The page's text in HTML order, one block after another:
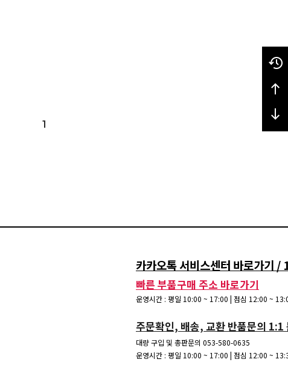
1
카카오톡 서비스센터 바로가기
빠른 부품구매 주소 바로가기
운영시간 : 평일 10:00 ~ 17:00 | 점심 12:00 ~
주문확인, 배송, 교환 반품문의 1:1
대량 구입 및 총판문의 053-580-0635
운영시간 : 평일 10:00 ~ 17:00 | 점심 12:00 ~